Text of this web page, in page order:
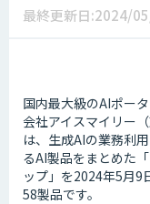
最終更新日:2024/
国内最大級のAIポー
会社アイスマイリー
は、生成AIの業務利
るAI製品をまとめた
ップ」を2024年5月9
58製品です。